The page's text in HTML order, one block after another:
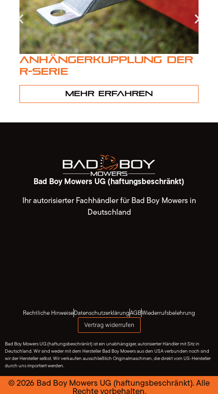
Anhängerkupplung der
R-Serie
Mehr erfahren
Bad Boy Mowers UG (haftungsbeschränkt)
Ihr autorisierter Fachhändler für Bad Boy Mowers in
Deutschland
Rechtliche HinweiseDatenschutzerklärungAGBWiederrufsbelehrung
Vertrag widerrufen
Bad Boy Mowers UG (haftungsbeschränkt) ist ein unabhängiger, autorisierter Händler mit Sitz in
Deutschland. Wir sind weder mit dem Hersteller Bad Boy Mowers aus den USA verbunden noch sind
wir der Hersteller selbst. Wir verkaufen ausschließlich Originalmaschinen, die direkt vom US-Hersteller
durch uns importiert werden.
© 2026 Bad Boy Mowers UG (haftungsbeschränkt). Alle
Rechte vorbehalten.